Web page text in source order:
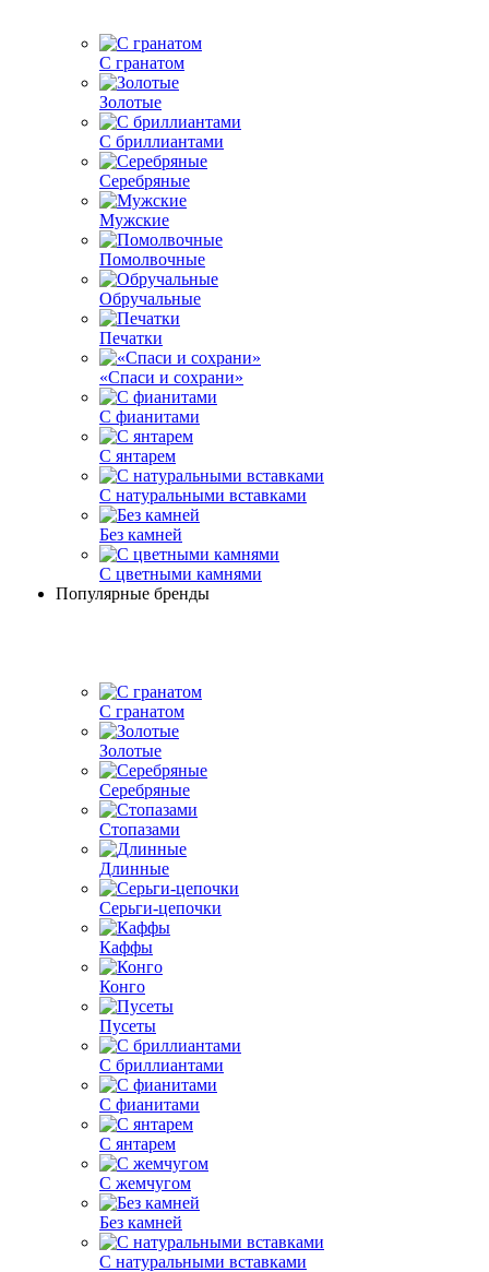
С гранатом
Золотые
С бриллиантами
Серебряные
Мужские
Помолвочные
Обручальные
Печатки
«Спаси и сохрани»
С фианитами
С янтарем
С натуральными вставками
Без камней
С цветными камнями
Популярные бренды
С гранатом
Золотые
Серебряные
Стопазами
Длинные
Серьги-цепочки
Каффы
Конго
Пусеты
С бриллиантами
С фианитами
С янтарем
С жемчугом
Без камней
С натуральными вставками